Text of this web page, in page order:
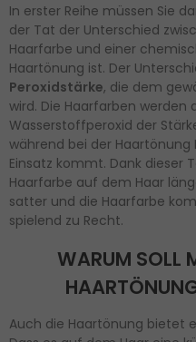
In erster Reihe müssen Sie
der Tat der Unterschied
Haarfarbe und einer
Haartönung ist. Der
Peroxidstärke, die dem
wird. Die Haarfarben
Wasserstoffperoxid der
während bei der Haartönung
Einsatz kommt. Dank dieser
Haarfarbe auf dem Haar
satter und die Haarfarbe
spielend zu Recht.
WARUM SOLL
Auch die Haartönung bietet